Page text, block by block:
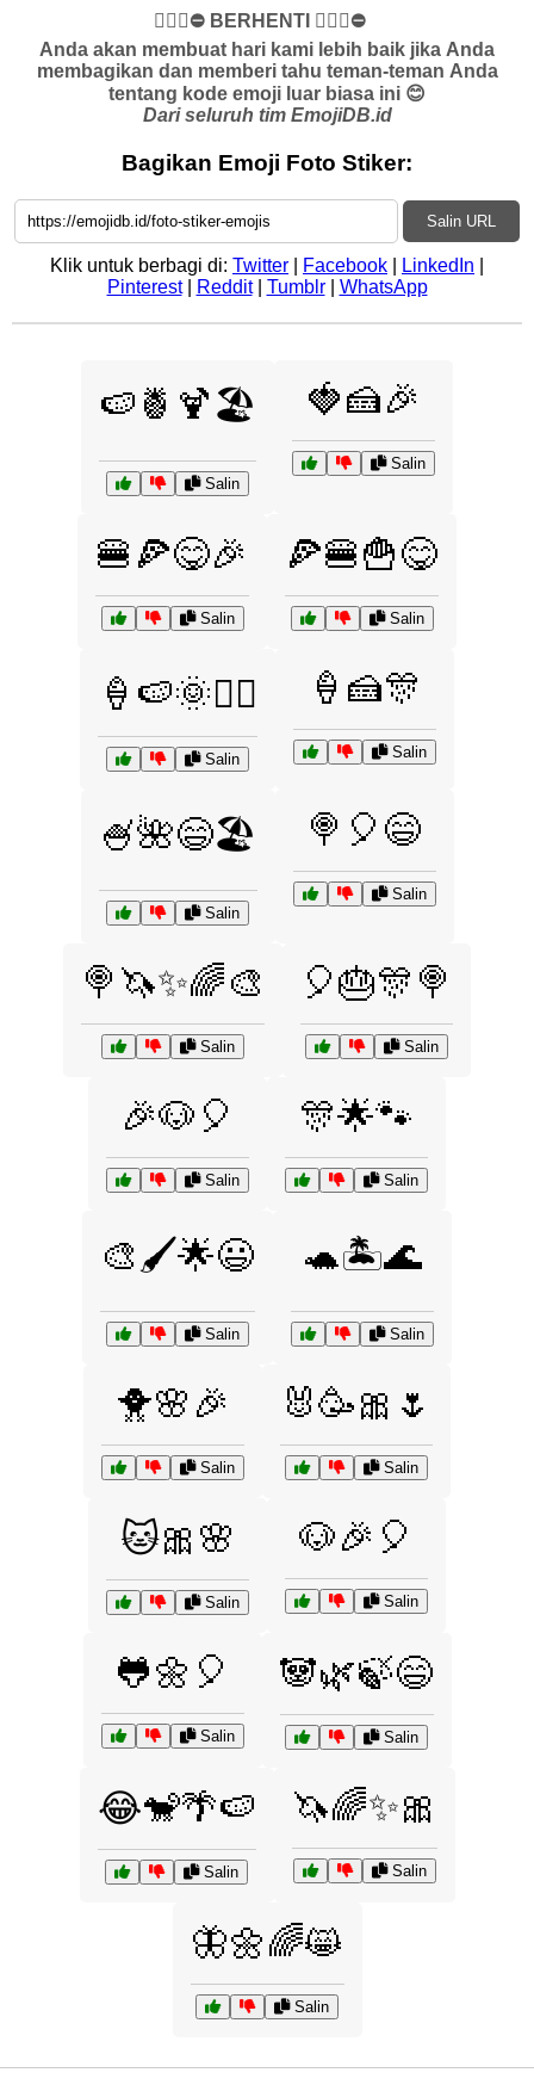
✋🏻🛑⛔️ BERHENTI ✋🏻🛑⛔️
Anda akan membuat hari kami lebih baik jika Anda
membagikan dan memberi tahu teman-teman Anda
tentang kode emoji luar biasa ini 😊
Dari seluruh tim EmojiDB.id
Bagikan Emoji Foto Stiker:
Salin URL
Klik untuk berbagi di: Twitter Facebook LinkedIn
Pinterest| Reddit| Tumblr| WhatsApp
🍉🍍🍹🏖️
Salin
🍓🍰🎉
Salin
🍔🍕😋🎉
Salin
🍕🍔🍟😋
Salin
🍦🍉🌞🏄‍♂️
Salin
🍦🍰🎊
Salin
🍧🌺😄🏖️
Salin
🍭🎈😄
Salin
🍭🦄✨🌈🎨
Salin
🎈🎂🎊🍭
Salin
🎉🐶🎈
Salin
🎊🌟🐾
Salin
🎨🖌️🌟😃
Salin
🐢🏝️🌊
Salin
🐥🌸🎉
Salin
🐰🥳🎀🌷
Salin
🐱🎀🌸
Salin
🐶🎉🎈
Salin
🐸🌼🎈
Salin
🐼🌿🍃😄
Salin
😂🐒🌴🍉
Salin
🦄🌈✨🎀
Salin
🦋🌼🌈😸
Salin